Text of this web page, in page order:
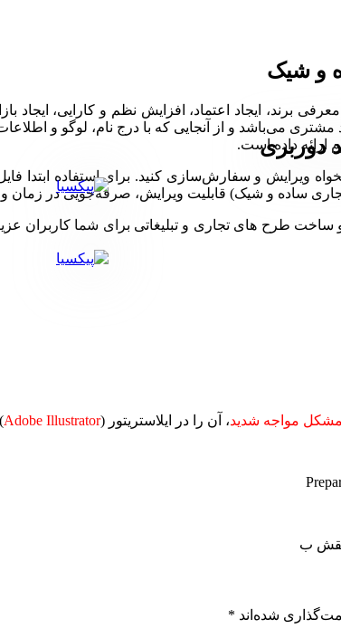
دوربری
و شیک
برند، ایجاد اعتماد، افزایش نظم و کارایی، ایجاد
می‌باشد و از آنجایی که با درج نام، لوگو و
ارائه داده است.
ویرایش و سفارش‌سازی کنید. برای استفاده ابتدا
تجاری ساده و شیک) قابلیت ویرایش، صرفه‌جویی در
طرح های تجاری و تبلیغاتی برای شما کاربران عزیز
مشکل مواجه شدید، آن را در ایلاستریتور (Adobe Illustrator
نقش ب
شده‌اند *